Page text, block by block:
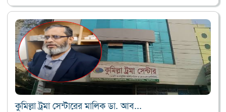
কুমিল্লা ট্রমা সেন্টারের মালিক ডা. আব...